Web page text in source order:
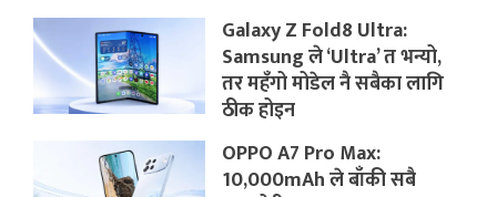
Galaxy Z Fold8 Ultra:
Samsung ले ‘Ultra’ त भन्यो,
तर महँगो मोडेल नै सबैका लागि
ठीक होइन
OPPO A7 Pro Max:
10,000mAh ले बाँकी सबै